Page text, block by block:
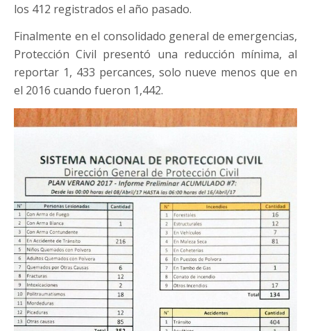
los 412 registrados el año pasado.
Finalmente en el consolidado general de emergencias,
Protección Civil presentó una reducción mínima, al
reportar 1, 433 percances, solo nueve menos que en
el 2016 cuando fueron 1,442.